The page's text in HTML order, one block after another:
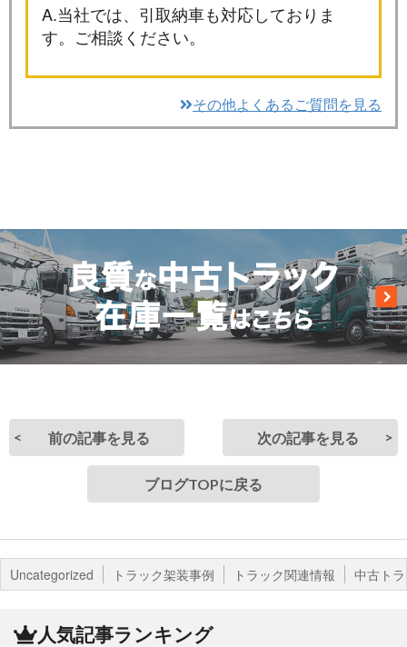
A.当社では、引取納車も対応しておりま
す。ご相談ください。
その他よくあるご質問を見る
前の記事を見る 次の記事を見る
ブログTOPに戻る
Uncategorized トラック架装事例 トラック関連情報 中古ト
人気記事ランキング